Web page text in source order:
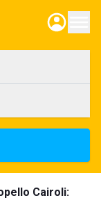
Cairoli: